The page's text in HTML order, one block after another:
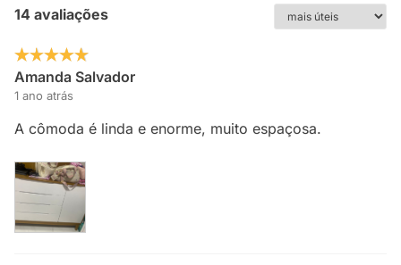
14 avaliações
Amanda Salvador
1 ano atrás
A cômoda é linda e enorme, muito espaçosa.